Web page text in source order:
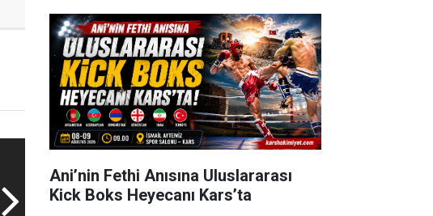
Ani’nin Fethi Anısına Uluslararası
Kick Boks Heyecanı Kars’ta